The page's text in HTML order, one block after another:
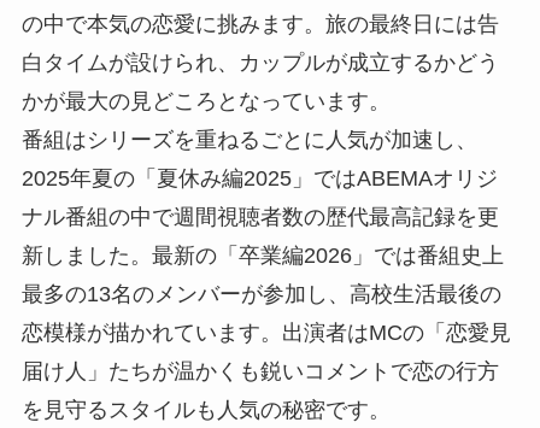
の中で本気の恋愛に挑みます。旅の最終日には告
白タイムが設けられ、カップルが成立するかどう
かが最大の見どころとなっています。
番組はシリーズを重ねるごとに人気が加速し、
2025年夏の「夏休み編2025」ではABEMAオリジ
ナル番組の中で週間視聴者数の歴代最高記録を更
新しました。最新の「卒業編2026」では番組史上
最多の13名のメンバーが参加し、高校生活最後の
恋模様が描かれています。出演者はMCの「恋愛見
届け人」たちが温かくも鋭いコメントで恋の行方
を見守るスタイルも人気の秘密です。